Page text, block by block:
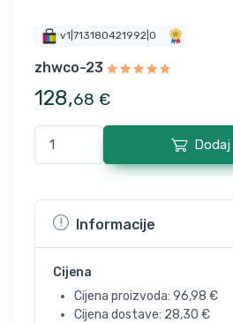
v1|713180421992|0
zhwco-23
128,68 €
Dodaj
Informacije
Cijena
Cijena proizvoda: 96,98 €
Cijena dostave: 28,30 €